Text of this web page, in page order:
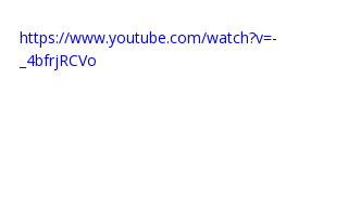
https://www.youtube.com/watch?v=-
_4bfrjRCVo